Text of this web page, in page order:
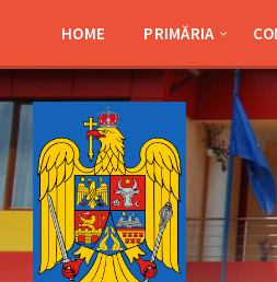
sidebar
sidebar
HOME PRIMĂRIA